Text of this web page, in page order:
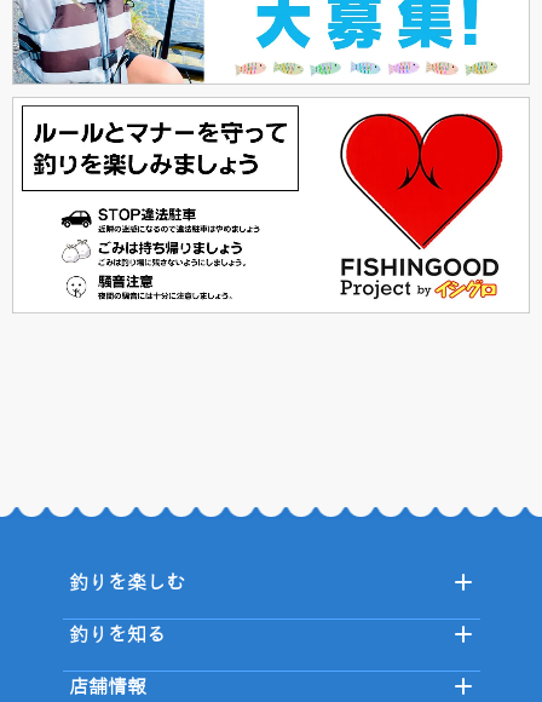
釣りを楽しむ
釣りを知る
店舗情報